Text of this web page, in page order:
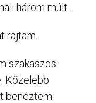
három múlt.
rajtam.
szakaszos.
Közelebb
benéztem.